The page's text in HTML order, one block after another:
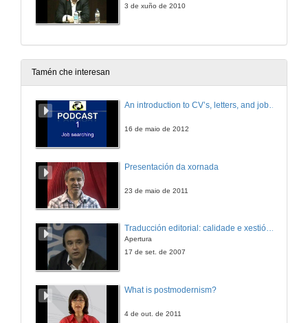
3 de xuño de 2010
Tamén che interesan
An introduction to CV’s, letters, and job searching
16 de maio de 2012
Presentación da xornada
23 de maio de 2011
Traducción editorial: calidade e xestión de proxectos
Apertura
17 de set. de 2007
What is postmodernism?
4 de out. de 2011